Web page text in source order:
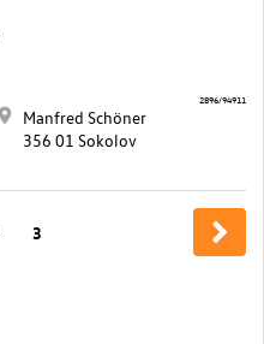
Manfred Schöner
356 01 Sokolov
2896/94911
3